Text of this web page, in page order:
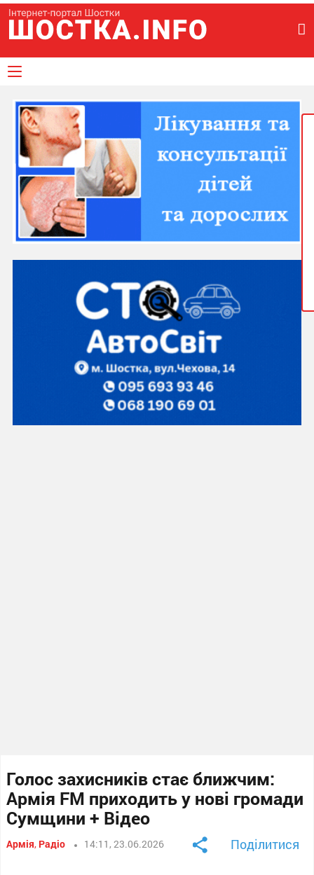
Голос захисників стає ближчим:
Армія FM приходить у нові громади
Сумщини + Відео
Армія, Радіо 14:11, 23.06.2026 Поділитися